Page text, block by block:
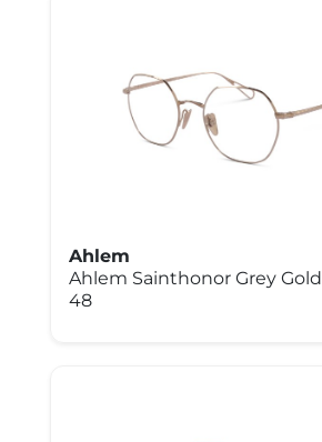
Ahlem
Ahlem Sainthonor Grey Gold
48